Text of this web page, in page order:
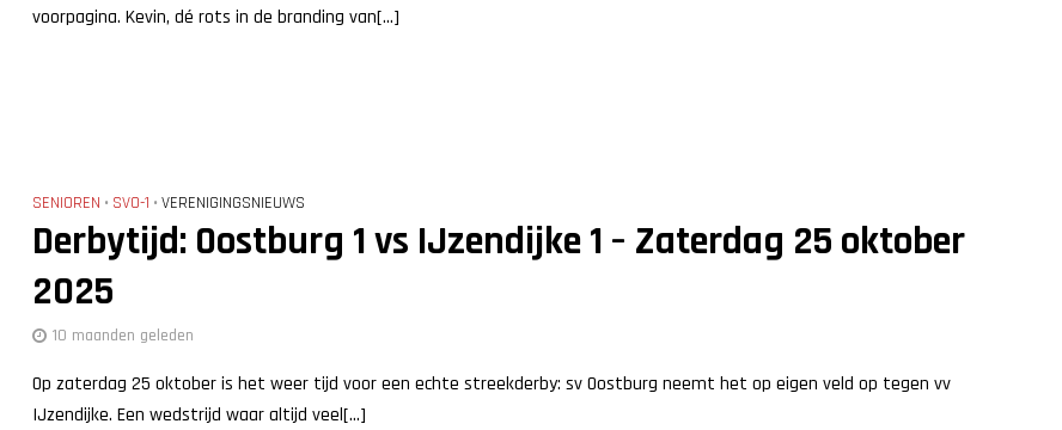
voorpagina. Kevin, dé rots in de branding van[...]
SENIOREN • SVO-1 • VERENIGINGSNIEUWS
Derbytijd: Oostburg 1 vs IJzendijke 1 – Zaterdag 25 oktober
2025
10 maanden geleden
Op zaterdag 25 oktober is het weer tijd voor een echte streekderby: sv Oostburg neemt het op eigen veld op tegen vv
IJzendijke. Een wedstrijd waar altijd veel[...]